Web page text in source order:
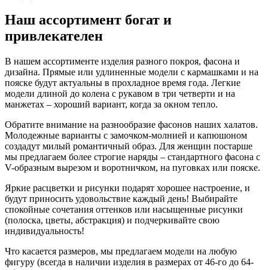
Наш ассортимент богат и
привлекателен
В нашем ассортименте изделия разного покроя, фасона и
дизайна. Прямые или удлиненные модели с кармашками и на
пояске будут актуальны в прохладное время года. Легкие
модели длиной до колена с рукавом в три четверти и на
манжетах – хороший вариант, когда за окном тепло.
Обратите внимание на разнообразие фасонов наших халатов.
Молодежные варианты с замочком-молнией и капюшоном
создадут милый романтичный образ. Для женщин постарше
мы предлагаем более строгие наряды – стандартного фасона с
V-образным вырезом и воротничком, на пуговках или пояске.
Яркие расцветки и рисунки подарят хорошее настроение, и
будут приносить удовольствие каждый день! Выбирайте
спокойные сочетания оттенков или насыщенные рисунки
(полоска, цветы, абстракция) и подчеркивайте свою
индивидуальность!
Что касается размеров, мы предлагаем модели на любую
фигуру (всегда в наличии изделия в размерах от 46-го до 64-